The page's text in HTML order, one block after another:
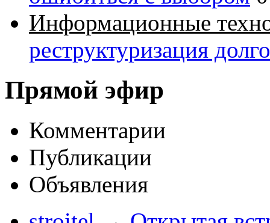
Информационные
реструктуризация
Прямой эфир
Комментарии
Публикации
Объявления